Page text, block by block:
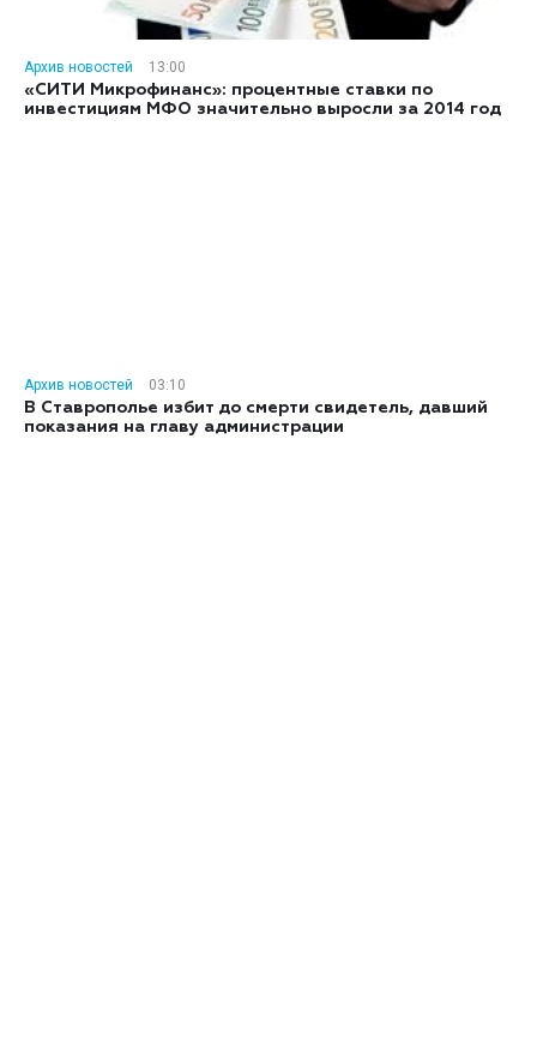
Архив новостей
13:00
«СИТИ Микрофинанс»: процентные ставки по
инвестициям МФО значительно выросли за 2014 год
Архив новостей
03:10
В Ставрополье избит до смерти свидетель, давший
показания на главу администрации